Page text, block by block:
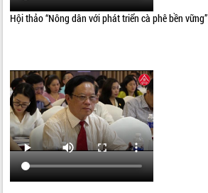
Hội thảo “Nông dân với phát triển cà phê bền vững”